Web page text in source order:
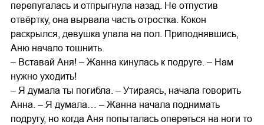
перепугалась и отпрыгнула назад. Не отпустив
отвёртку, она вырвала часть отростка. Кокон
раскрылся, девушка упала на пол. Приподнявшись,
Аню начало тошнить.
– Вставай Аня! – Жанна кинулась к подруге. – Нам
нужно уходить!
– Я думала ты погибла. – Утираясь, начала говорить
Анна. – Я думала… – Жанна начала поднимать
подругу, но когда Аня попыталась опереться на ноги то